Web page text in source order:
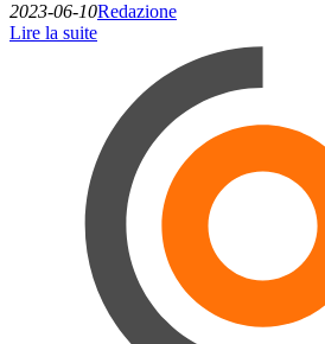
2023-06-10Redazione
Lire la suite